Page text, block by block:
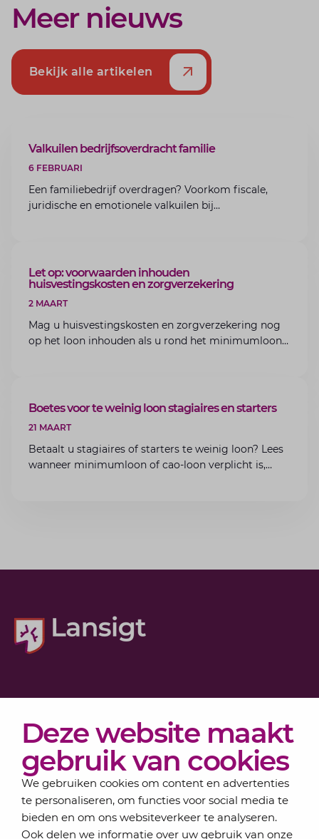
Deze website maakt
gebruik van cookies
We gebruiken cookies om content en advertenties
te personaliseren, om functies voor social media te
bieden en om ons websiteverkeer te analyseren.
Ook delen we informatie over uw gebruik van onze
Meer nieuws
Bekijk alle artikelen
ARTIKEL
Valkuilen bedrijfsoverdracht familie
6 FEBRUARI
Een familiebedrijf overdragen? Voorkom fiscale,
juridische en emotionele valkuilen bij
ARTIKEL
Let op: voorwaarden inhouden
huisvestingskosten en zorgverzekering
2 MAART
Mag u huisvestingskosten en zorgverzekering nog
op het loon inhouden als u rond het minimumloon
ARTIKEL
Boetes voor te weinig loon stagiaires en starters
21 MAART
Betaalt u stagiaires of starters te weinig loon? Lees
wanneer minimumloon of cao-loon verplicht is,
Actueel
Over Lansigt
Contact
Schrijf je in voor onze nieuwsbrief